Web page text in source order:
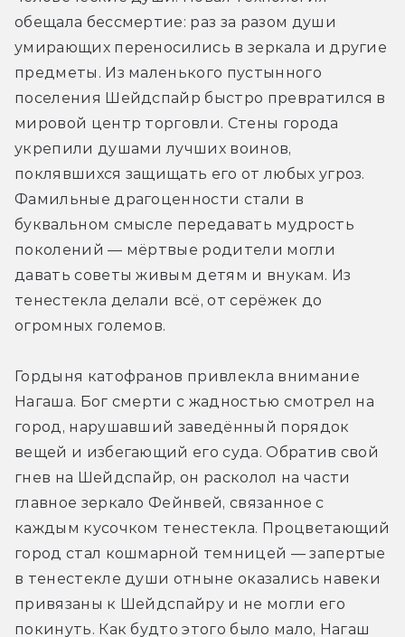
обещала бессмертие: раз за разом души
умирающих переносились в зеркала и другие
предметы. Из маленького пустынного
поселения Шейдспайр быстро превратился в
мировой центр торговли. Стены города
укрепили душами лучших воинов,
поклявшихся защищать его от любых угроз.
Фамильные драгоценности стали в
буквальном смысле передавать мудрость
поколений — мёртвые родители могли
давать советы живым детям и внукам. Из
тенестекла делали всё, от серёжек до
огромных големов.
Гордыня катофранов привлекла внимание
Нагаша. Бог смерти с жадностью смотрел на
город, нарушавший заведённый порядок
вещей и избегающий его суда. Обратив свой
гнев на Шейдспайр, он расколол на части
главное зеркало Фейнвей, связанное с
каждым кусочком тенестекла. Процветающий
город стал кошмарной темницей — запертые
в тенестекле души отныне оказались навеки
привязаны к Шейдспайру и не могли его
покинуть. Как будто этого было мало, Нагаш